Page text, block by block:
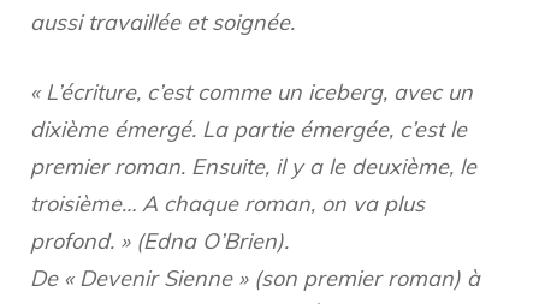
aussi travaillée et soignée.
« L’écriture, c’est comme un iceberg, avec un
dixième émergé. La partie émergée, c’est le
premier roman. Ensuite, il y a le deuxième, le
troisième… A chaque roman, on va plus
profond. » (Edna O’Brien).
De « Devenir Sienne » (son premier roman) à